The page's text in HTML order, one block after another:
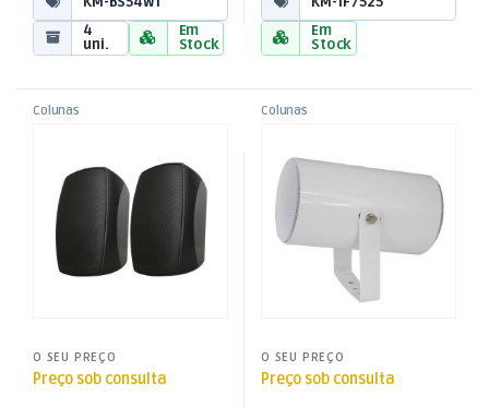
4
uni.
Em
Stock
Em
Stock
Colunas
O SEU PREÇO
Preço sob consulta
Colunas
Som e Luz
O SEU PREÇO
Preço sob consulta